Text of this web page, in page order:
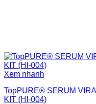
Xem nhanh
TopPURE® SERUM
KIT (HI-004)